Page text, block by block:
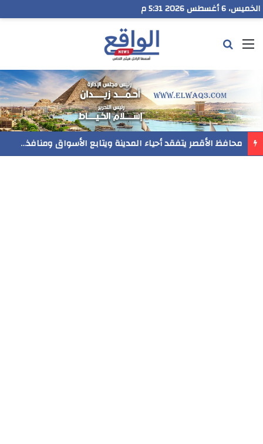
الخميس، 6 أغسطس 2026 5:31 م
القائمة
محافظ الأقصر يتفقد أحياء المدينة ويتابع الأسواق ومنافذ بيع السلع والخدمات المقدمة للمواطنين